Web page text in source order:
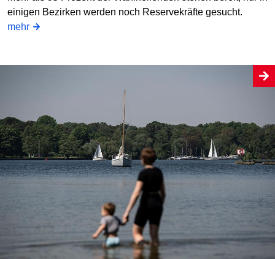
einigen Bezirken werden noch Reservekräfte gesucht.
mehr